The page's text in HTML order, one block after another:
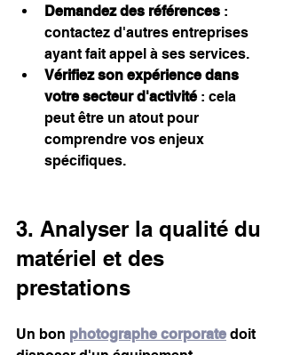
Demandez des références :
contactez d'autres entreprises
ayant fait appel à ses services.
Vérifiez son expérience dans
votre secteur d'activité : cela
peut être un atout pour
comprendre vos enjeux
spécifiques.
3. Analyser la qualité du
matériel et des
prestations
Un bon photographe corporate doit